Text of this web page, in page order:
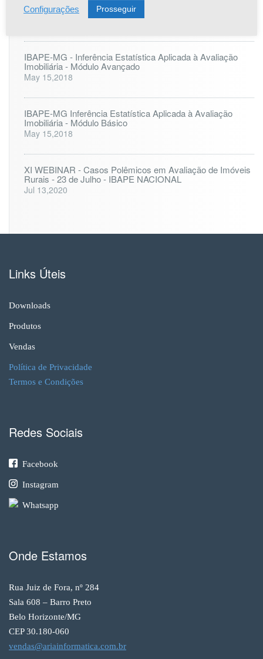
de agosto
IBAPE-MG - Inferência Estatística Aplicada à Avaliação
Imobiliária - Módulo Avançado
May 15,2018
IBAPE-MG Inferência Estatística Aplicada à Avaliação
Imobiliária - Módulo Básico
May 15,2018
XI WEBINAR - Casos Polêmicos em Avaliação de Imóveis
Rurais - 23 de Julho - IBAPE NACIONAL
Jul 13,2020
Links Úteis
Downloads
Produtos
Vendas
Política de Privacidade
Termos e Condições
Redes Sociais
Facebook
Instagram
Whatsapp
Onde Estamos
Rua Juiz de Fora, nº 284
Sala 608 – Barro Preto
Belo Horizonte/MG
CEP 30.180-060
vendas@ariainformatica.com.br
Configurações Prosseguir